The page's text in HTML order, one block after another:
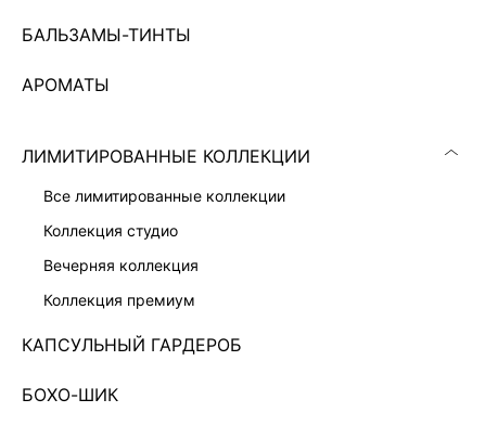
БАЛЬЗАМЫ-ТИНТЫ
АРОМАТЫ
ЛИМИТИРОВАННЫЕ КОЛЛЕКЦИИ
все лимитированные коллекции
коллекция студио
вечерняя коллекция
коллекция премиум
КАПСУЛЬНЫЙ ГАРДЕРОБ
БОХО-ШИК
КОМБИНЕЗОН С РЕМНЕМ